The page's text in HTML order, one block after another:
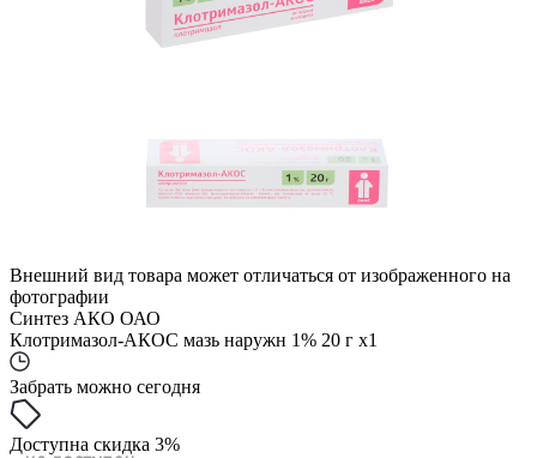
Внешний вид товара может отличаться от изображенного на
фотографии
Синтез АКО ОАО
Клотримазол-АКОС мазь наружн 1% 20 г x1
Забрать можно сегодня
Доступна скидка 3%